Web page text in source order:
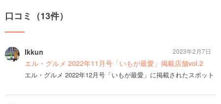
口コミ（13件）
Ikkun
エル・グルメ 2022年11月号「いもが最愛」掲載店舗vol.2
エル・グルメ 2022年12月号「いもが最愛」に掲載されたスポット
2023年2月7日